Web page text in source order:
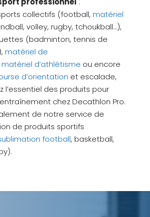
collectifs (football, matériel
volley, rugby, tchoukball…),
(badminton, tennis de
matériel de
matériel d’athlétisme ou encore
d’orientation et escalade,
l’essentiel des produits pour
chez Decathlon Pro.
de notre service de
de produits sportifs
football, basketball,